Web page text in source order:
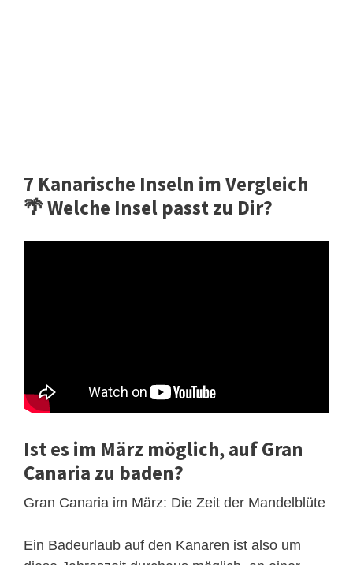
7 Kanarische Inseln im Vergleich
🌴 Welche Insel passt zu Dir?
Ist es im März möglich, auf Gran
Canaria zu baden?
Gran Canaria im März: Die Zeit der Mandelblüte
Ein Badeurlaub auf den Kanaren ist also um